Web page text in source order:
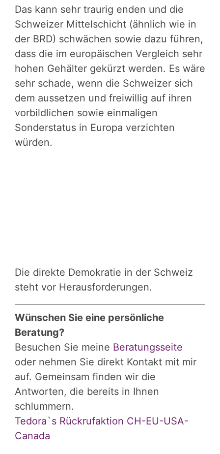
Das kann sehr traurig enden und die
Schweizer Mittelschicht (ähnlich wie in
der BRD) schwächen sowie dazu führen,
dass die im europäischen Vergleich sehr
hohen Gehälter gekürzt werden. Es wäre
sehr schade, wenn die Schweizer sich
dem aussetzen und freiwillig auf ihren
vorbildlichen sowie einmaligen
Sonderstatus in Europa verzichten
würden.
Die direkte Demokratie in der Schweiz
steht vor Herausforderungen.
Wünschen Sie eine persönliche
Beratung?
Besuchen Sie meine Beratungsseite
oder nehmen Sie direkt Kontakt mit mir
auf. Gemeinsam finden wir die
Antworten, die bereits in Ihnen
schlummern.
Tedora`s Rückrufaktion CH-EU-USA-
Canada